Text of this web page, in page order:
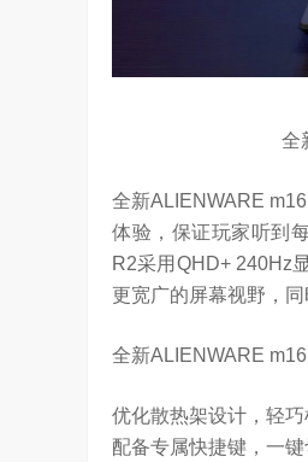
全
全新ALIENWARE
体验，保证玩家听到
R2采用QHD+ 240Hz
更宽广的屏幕视野，
全新ALIENWARE m16
优化散热架设计，轻
配备专属快捷键，一